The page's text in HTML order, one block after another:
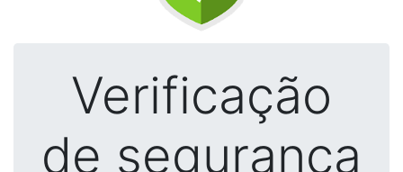
Verificação
de segurança